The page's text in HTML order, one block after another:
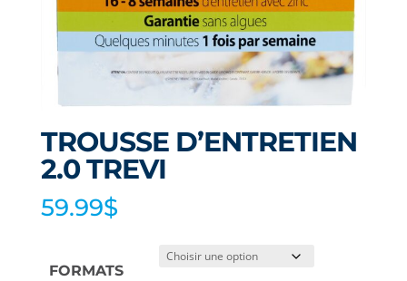
TROUSSE D’ENTRETIEN
2.0 TREVI
59.99$
FORMATS